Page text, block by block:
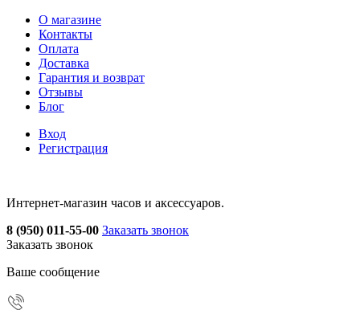
О магазине
Контакты
Оплата
Доставка
Гарантия и возврат
Отзывы
Блог
Вход
Регистрация
Интернет-магазин часов и аксессуаров.
8 (950) 011-55-00 Заказать звонок
Заказать звонок
Ваше сообщение